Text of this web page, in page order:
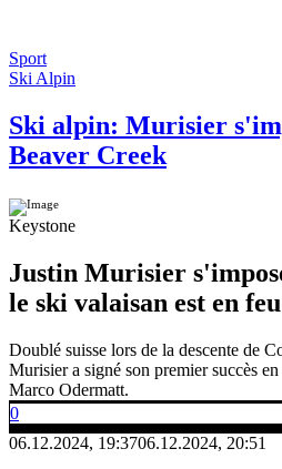
Sport
Ski Alpin
Ski alpin: Murisier
Beaver Creek
Keystone
Justin Murisier
le ski valaisan est en
Doublé suisse lors de la descente de
Murisier a signé son premier succès
Marco Odermatt.
0
06.12.2024, 19:3706.12.2024, 20:51